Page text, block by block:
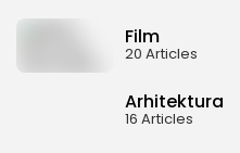
Film
20 Articles
Arhitektura
16 Articles